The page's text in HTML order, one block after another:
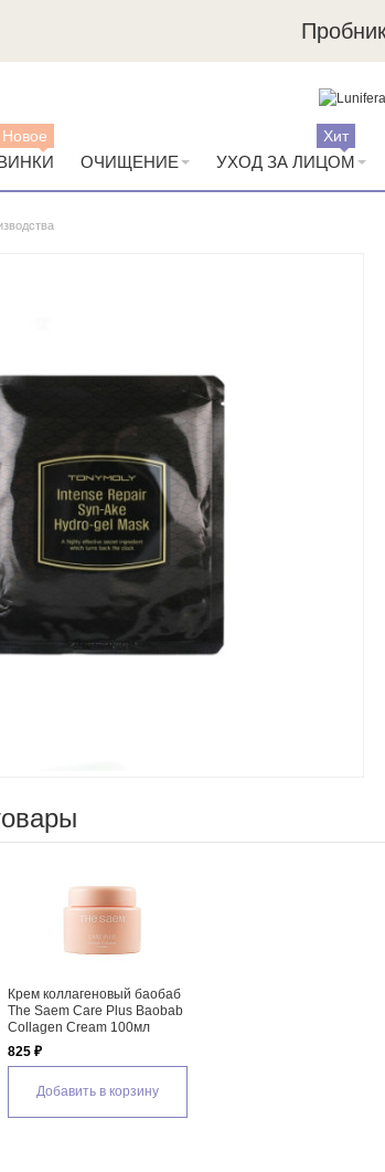
Новое
ОЧИЩЕНИЕ УХОД ЗА ЛИЦОМ
Хит
Крем коллагеновый баобаб
The Saem Care Plus Baobab
Collagen Cream 100мл
825 ₽
Добавить в корзину